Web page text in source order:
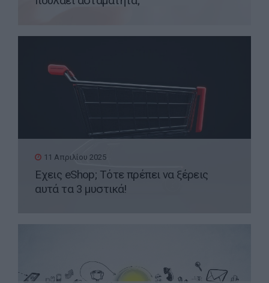
11 Απριλίου 2025
Έχεις eShop; Τότε πρέπει να ξέρεις
αυτά τα 3 μυστικά!